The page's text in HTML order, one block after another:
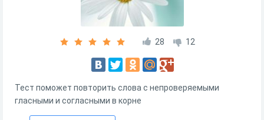
28 12
Тест поможет повторить слова с непроверяемыми
гласными и согласными в корне